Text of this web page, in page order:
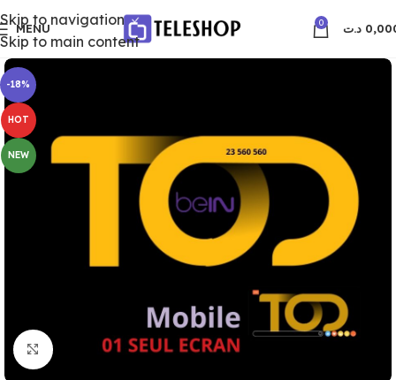
Skip to navigation
Skip to main content
MENU 0 د.ت
-18%
HOT
NEW
Click to enlarge